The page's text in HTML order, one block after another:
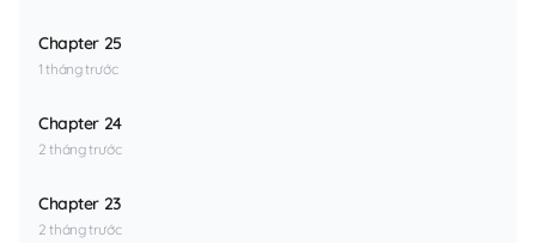
Chapter 25
1 tháng trước
Chapter 24
2 tháng trước
Chapter 23
2 tháng trước